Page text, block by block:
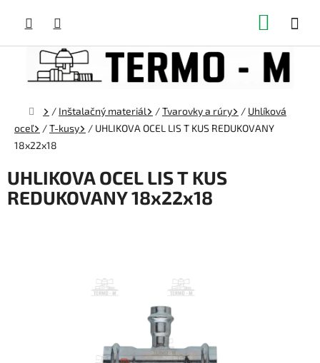
obsah
Domov
/ Inštalačný materiál /Tvarovky a rúry / Uhlíková
oceľ
/T-kusy / UHLIKOVA OCEL LIS T KUS REDUKOVANY
18x22x18
UHLIKOVA OCEL LIS T KUS
REDUKOVANY 18x22x18